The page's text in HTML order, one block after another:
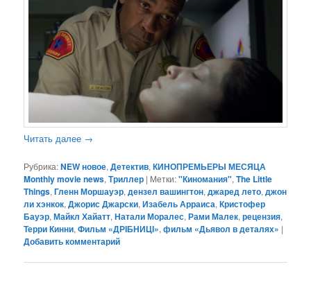
Читать далее →
Рубрика:NEW новое,Детектив,КИНОПРЕМЬЕРЫ МЕСЯЦА
Monthly movie news,Триллер | Метки:"Киномания",The Little
Things,Гленн Моршауэр,дензел вашингтон,джаред лето,джон
ли хэнкок,Джорис Джарски,Изабель Арраиса,Кристофер
Бауэр,Майкл Хайатт,Натали Моралес,Рами Малек,рецензия,
Терри Кинни,Фильм «ДРІБНИЦІ»,фильм «Дьявол в деталях» |
Добавить комментарий